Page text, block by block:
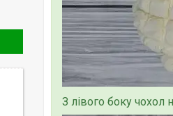
З лівого боку чохол